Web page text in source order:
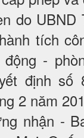
do UBND
tích
-
định số
2 năm
nhận -